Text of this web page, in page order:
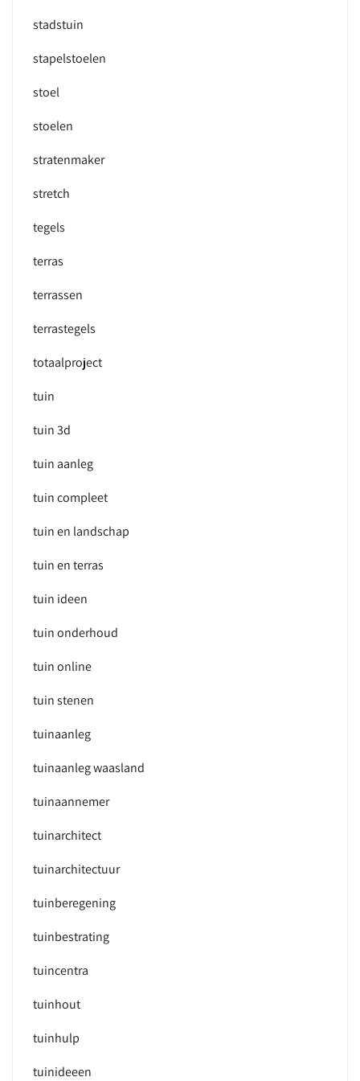
stadstuin
stapelstoelen
stoel
stoelen
stratenmaker
stretch
tegels
terras
terrassen
terrastegels
totaalproject
tuin
tuin 3d
tuin aanleg
tuin compleet
tuin en landschap
tuin en terras
tuin ideen
tuin onderhoud
tuin online
tuin stenen
tuinaanleg
tuinaanleg waasland
tuinaannemer
tuinarchitect
tuinarchitectuur
tuinberegening
tuinbestrating
tuincentra
tuinhout
tuinhulp
tuinideeen